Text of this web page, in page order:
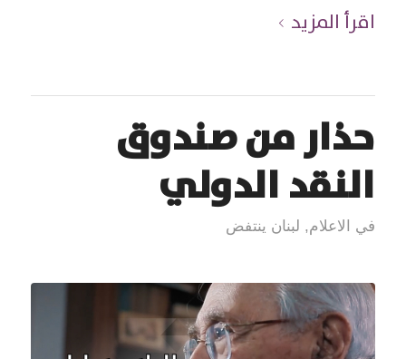
اقرأ المزيد
حذار من صندوق
النقد الدولي
في الاعلام, لبنان ينتفض